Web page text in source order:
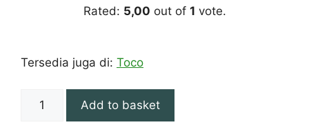
Rated: 5,00 out of 1 vote.
Tersedia juga di: Toco
ANAK
Add to basket